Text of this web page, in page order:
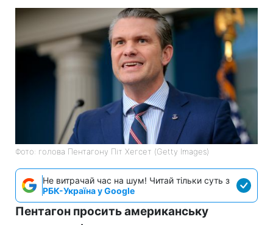
Фото: голова Пентагону Піт Хегсет (Getty Images)
Не витрачай час на шум! Читай тільки суть з
РБК-Україна у Google
Пентагон просить американську